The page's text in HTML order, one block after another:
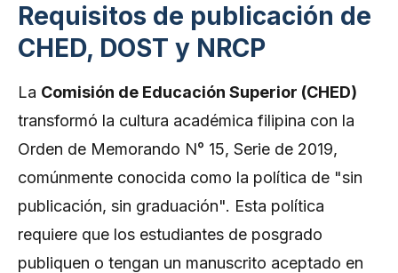
Requisitos de publicación de
CHED, DOST y NRCP
La Comisión de Educación Superior (CHED)
transformó la cultura académica filipina con la
Orden de Memorando N° 15, Serie de 2019,
comúnmente conocida como la política de "sin
publicación, sin graduación". Esta política
requiere que los estudiantes de posgrado
publiquen o tengan un manuscrito aceptado en